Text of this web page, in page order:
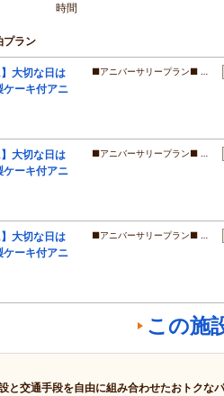
時間
プラン
大切な日は
ケーキ付アニ
■アニバーサリープラン■ …
大切な日は
ケーキ付アニ
■アニバーサリープラン■ …
大切な日は
ケーキ付アニ
■アニバーサリープラン■ …
この施
と交通手段を自由に組み合わせたおトクな